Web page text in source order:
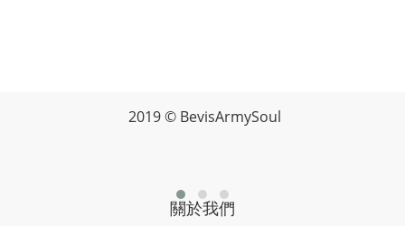
2019 © BevisArmySoul
關於我們